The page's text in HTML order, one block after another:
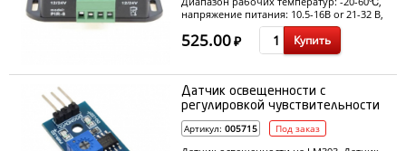
напряжение питания: 10.5-16В or 21-32 В,
управляющее напряжение (в нагрузку):
10.5-16В or 21-32В, дистанция обнаружения
(max): 8 м, угол обнаружения: 60 град,
525.00₽ Купить
Датчик освещенности с
регулировкой чувствительности
Артикул: 005715 Под заказ